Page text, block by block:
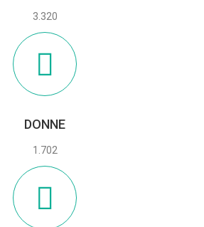
3.320
DONNE
1.702